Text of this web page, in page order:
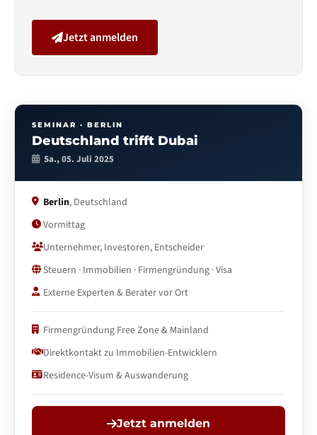
Jetzt anmelden
SEMINAR · BERLIN
Deutschland trifft Dubai
Sa., 05. Juli 2025
Berlin, Deutschland
Vormittag
Unternehmer, Investoren, Entscheider
Steuern · Immobilien · Firmengründung · Visa
Externe Experten & Berater vor Ort
Firmengründung Free Zone & Mainland
Direktkontakt zu Immobilien-Entwicklern
Residence-Visum & Auswanderung
Jetzt anmelden